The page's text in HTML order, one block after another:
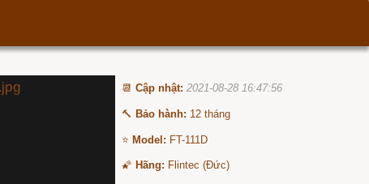
📆Cập nhật: 2021-08-28 16:47:56
🔨 Bảo hành: 12 tháng
⭐Model: FT-111D
🌠 Hãng: Flintec (Đức)